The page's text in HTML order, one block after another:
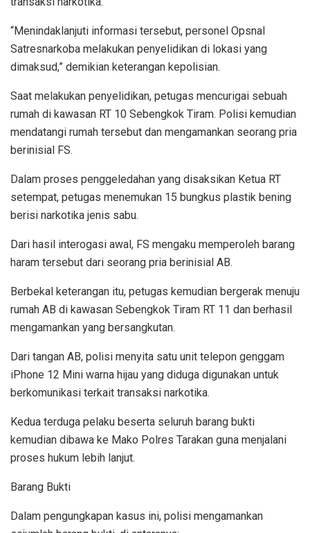
“Menindaklanjuti informasi tersebut, personel Opsnal
Satresnarkoba melakukan penyelidikan di lokasi yang
dimaksud,” demikian keterangan kepolisian.
Saat melakukan penyelidikan, petugas mencurigai sebuah
rumah di kawasan RT 10 Sebengkok Tiram. Polisi kemudian
mendatangi rumah tersebut dan mengamankan seorang pria
berinisial FS.
Dalam proses penggeledahan yang disaksikan Ketua RT
setempat, petugas menemukan 15 bungkus plastik bening
berisi narkotika jenis sabu.
Dari hasil interogasi awal, FS mengaku memperoleh barang
haram tersebut dari seorang pria berinisial AB.
Berbekal keterangan itu, petugas kemudian bergerak menuju
rumah AB di kawasan Sebengkok Tiram RT 11 dan berhasil
mengamankan yang bersangkutan.
Dari tangan AB, polisi menyita satu unit telepon genggam
iPhone 12 Mini warna hijau yang diduga digunakan untuk
berkomunikasi terkait transaksi narkotika.
Kedua terduga pelaku beserta seluruh barang bukti
kemudian dibawa ke Mako Polres Tarakan guna menjalani
proses hukum lebih lanjut.
Barang Bukti
Dalam pengungkapan kasus ini, polisi mengamankan